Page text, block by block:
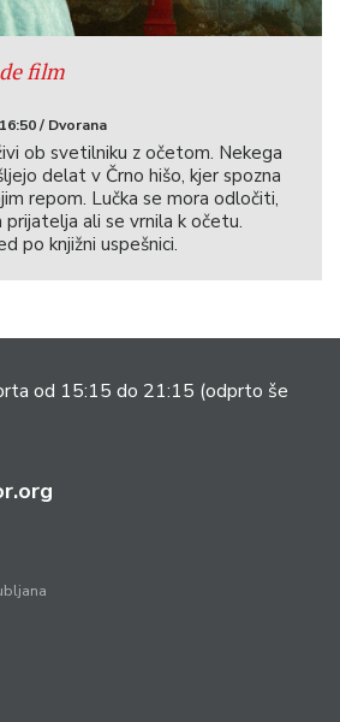
film
/ Dvorana
ob svetilniku z očetom. Nekega
delat v Črno hišo, kjer spozna
repom. Lučka se mora odločiti,
ali se vrnila k očetu.
po knjižni uspešnici.
od 15:15 do 21:15 (odprto še